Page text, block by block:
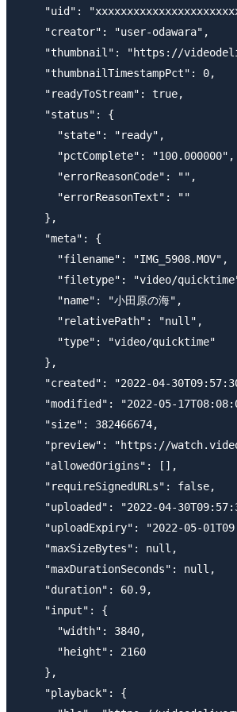
"uid":
    "creator": "user-odawara",
"thumbnail": "https://
    "thumbnailTimestampPct": 0,
    "readyToStream": true,
    "status": {
      "state": "ready",
      "pctComplete": "100.000000",
      "errorReasonCode": "",
      "errorReasonText": ""
    },
    "meta": {
      "filename": "IMG_5908.MOV",
"filetype": "video/
      "name": "小田原の海",
      "relativePath": "null",
      "type": "video/quicktime"
    },
"created": "2022-04-
"modified": "2022-05-
    "size": 382466674,
"preview": "https://
    "allowedOrigins": [],
    "requireSignedURLs": false,
"uploaded": "2022-04-
"uploadExpiry": "2022-05-
    "maxSizeBytes": null,
    "maxDurationSeconds": null,
    "duration": 60.9,
    "input": {
      "width": 3840,
      "height": 2160
    },
    "playback": {